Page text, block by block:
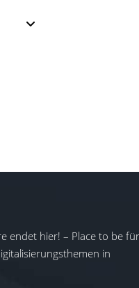
endet hier! – Place to be für
in